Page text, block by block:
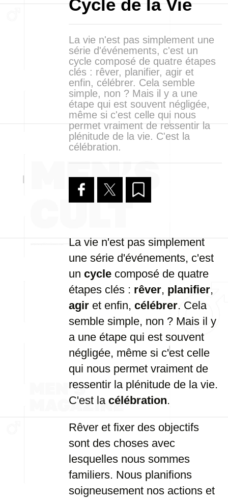
Cycle de la Vie
La vie n'est pas simplement une
série d'événements, c'est un
cycle composé de quatre étapes
clés : rêver, planifier, agir et
enfin, célébrer. Cela semble
simple, non ? Mais il y a une
étape qui est souvent négligée,
même si c'est celle qui nous
permet vraiment de ressentir la
plénitude de la vie. C'est la
célébration.
La vie n'est pas simplement
une série d'événements, c'est
un cycle composé de quatre
étapes clés : rêver, planifier,
agir et enfin, célébrer. Cela
semble simple, non ? Mais il y
a une étape qui est souvent
négligée, même si c'est celle
qui nous permet vraiment de
ressentir la plénitude de la vie.
C'est la célébration.
Rêver et fixer des objectifs
sont des choses avec
lesquelles nous sommes
familiers. Nous planifions
soigneusement nos actions et